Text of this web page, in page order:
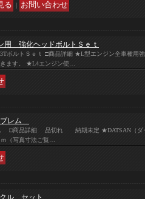
｜
用 強化ヘッドボルトＳｅｔ
ボルトＳｅｔ □商品詳細 ★L型エンジン全車種用
ます。 ★L4エンジン使…
レム
□商品詳細 品切れ 納期未定 ★DATSAN（ダ
（写真寸法ご覧…
ル セット